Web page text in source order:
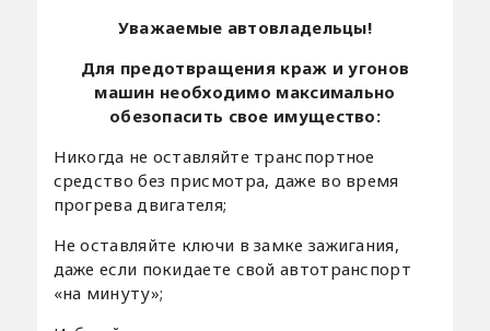
Уважаемые автовладельцы!
Для предотвращения краж и угонов
машин необходимо максимально
обезопасить свое имущество:
Никогда не оставляйте транспортное
средство без присмотра, даже во время
прогрева двигателя;
Не оставляйте ключи в замке зажигания,
даже если покидаете свой автотранспорт
«на минуту»;